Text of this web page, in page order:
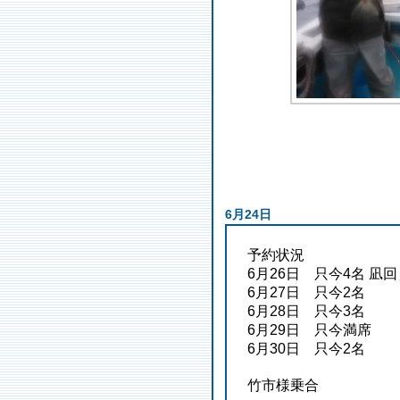
6月24日
予約状況
6月26日 只今4名 凪回
6月27日 只今2名
6月28日 只今3名
6月29日 只今満席
6月30日 只今2名
竹市様乗合